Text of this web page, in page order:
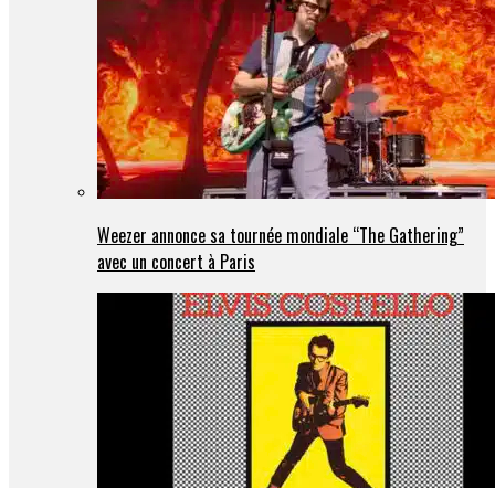
Weezer annonce sa tournée mondiale “The Gathering”
avec un concert à Paris